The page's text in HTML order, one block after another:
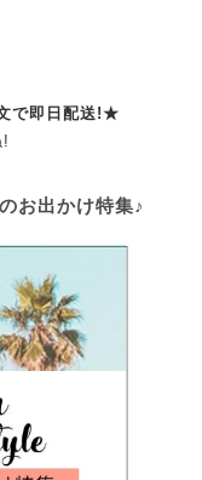
で即日配送!★
!
お出かけ特集♪